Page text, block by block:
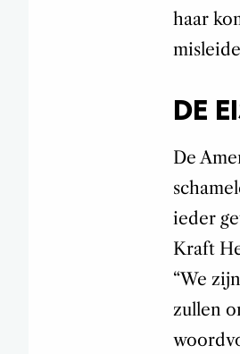
haar
DE
De
ieder
Kraft
“We
zullen